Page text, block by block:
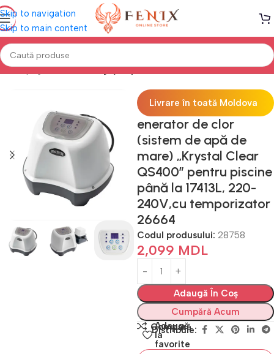
Skip to navigation
Skip to main content
Prima pagină PISCINE Îngrijire piscine
Livrare în toată Moldova
enerator de clor
(sistem de apă de
mare) „Krystal Clear
QS400” pentru piscine
până la 17413L, 220-
240V,cu temporizator
26664
Codul produsului: 28758
2,099 MDL
Adaugă În Coș
Cumpără Acum
Compară
Adaugă
la
favorite
Distribuie: